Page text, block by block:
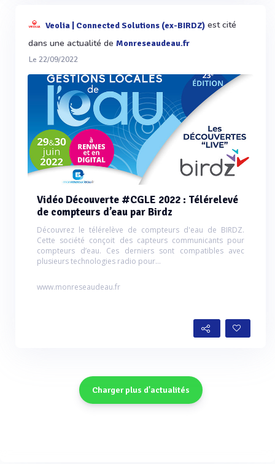
Veolia | Connected Solutions (ex-BIRDZ) est cité
dans une actualité de Monreseaudeau.fr
Le 22/09/2022
Vidéo Découverte #CGLE 2022 : Télérelevé
de compteurs d’eau par Birdz
Découvrez le télérelève de compteurs d'eau de BIRDZ.
Cette société conçoit des capteurs communicants pour
compteurs d’eau. Ces derniers sont compatibles avec
plusieurs technologies radio pour...
www.monreseaudeau.fr
Charger plus d'actualités